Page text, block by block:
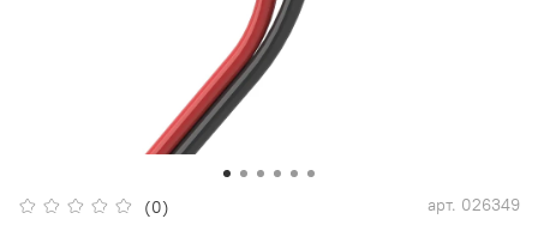
(0) арт. 026349